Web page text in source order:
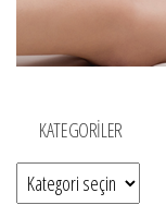
KATEGORILER
Kategoriler